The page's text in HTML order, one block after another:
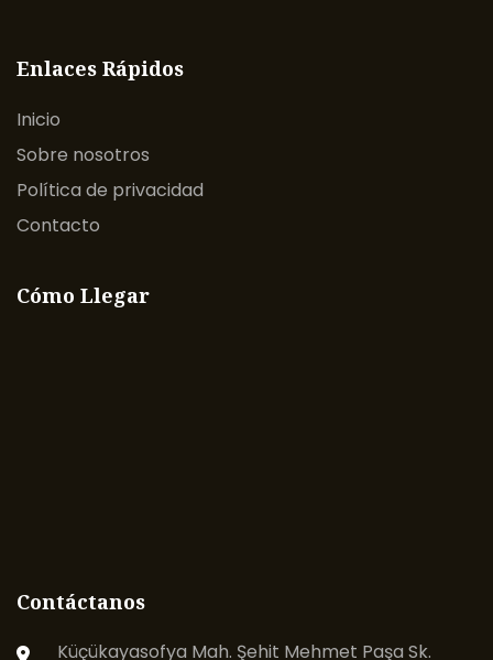
Enlaces Rápidos
Inicio
Sobre nosotros
Política de privacidad
Contacto
Cómo Llegar
Contáctanos
Küçükayasofya Mah. Şehit Mehmet Paşa Sk.